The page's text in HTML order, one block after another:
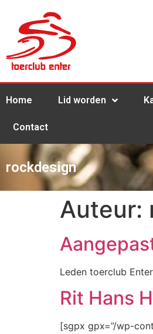
Home Lid worden
Contact
rockdesign
Auteur:
Leden toerclub
Rit Hans
[sgpx gpx=”/wp-